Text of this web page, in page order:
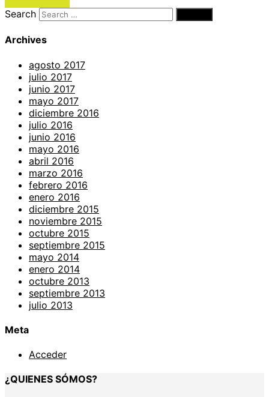
Search
Archives
agosto 2017
julio 2017
junio 2017
mayo 2017
diciembre 2016
julio 2016
junio 2016
mayo 2016
abril 2016
marzo 2016
febrero 2016
enero 2016
diciembre 2015
noviembre 2015
octubre 2015
septiembre 2015
mayo 2014
enero 2014
octubre 2013
septiembre 2013
julio 2013
Meta
Acceder
¿QUIENES SÓMOS?